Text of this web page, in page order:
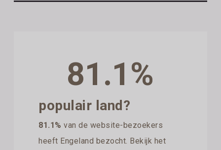
81.1%
populair land?
81.1% van de website-bezoekers
heeft Engeland bezocht. Bekijk het